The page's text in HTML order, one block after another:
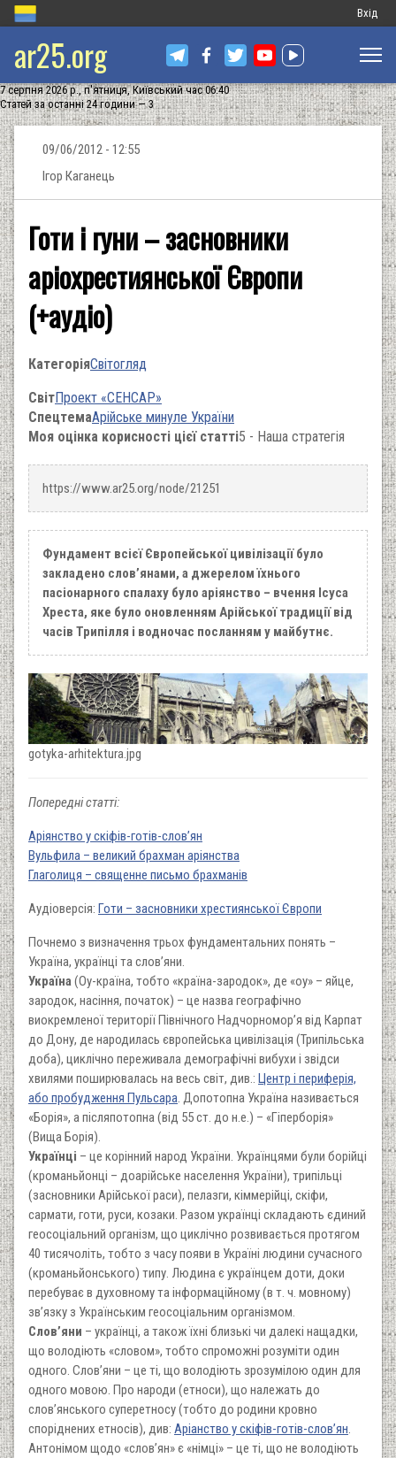
Меню
запису
Вхід
ar25.org
7 серпня 2026 р., п'ятниця, Київський час 06:40
Статей за останні 24 години — 3
09/06/2012 - 12:55
Ігор Каганець
Готи і гуни – засновники
аріохрестиянської Європи
(+аудіо)
КатегоріяСвітогляд
СвітПроект «СЕНСАР»
СпецтемаАрійське минуле України
Моя оцінка корисності цієї статті5 - Наша стратегія
https://www.ar25.org/node/21251
Фундамент всієї Європейської цивілізації було
закладено слов’янами, а джерелом їхнього
пасіонарного спалаху було аріянство – вчення Ісуса
Хреста, яке було оновленням Арійської традиції від
часів Трипілля і водночас посланням у майбутнє.
gotyka-arhitektura.jpg
Попередні статті:
Аріянство у скіфів-готів-слов’ян
Вульфила – великий брахман аріянства
Глаголиця – священне письмо брахманів
Аудіоверсія: Готи – засновники хрестиянської Європи
Почнемо з визначення трьох фундаментальних понять –
Україна, українці та слов’яни.
Україна(Оу-країна, тобто «країна-зародок», де «оу» – яйце,
зародок, насіння, початок) – це назва географічно
виокремленої території Північного Надчорномор’я від Карпат
до Дону, де народилась європейська цивілізація (Трипільська
доба), циклічно переживала демографічні вибухи і звідси
хвилями поширювалась на весь світ, див.: Центр і периферія,
або пробудження Пульсара. Допотопна Україна називається
«Борія», а післяпотопна (від 55 ст. до н.е.) – «Гіперборія»
(Вища Борія).
Українці – це корінний народ України. Українцями були борійці
(кроманьйонці – доарійське населення України), трипільці
(засновники Арійської раси), пелазги, кіммерійці, скіфи,
сармати, готи, руси, козаки. Разом українці складають єдиний
геосоціальний організм, що циклічно розвивається протягом
40 тисячоліть, тобто з часу появи в Україні людини сучасного
(кроманьйонського) типу. Людина є українцем доти, доки
перебуває в духовному та інформаційному (в т. ч. мовному)
зв’язку з Українським геосоціальним організмом.
Слов’яни – українці, а також їхні близькі чи далекі нащадки,
що володіють «словом», тобто спроможні розуміти один
одного. Слов’яни – це ті, що володіють зрозумілою один для
одного мовою. Про народи (етноси), що належать до
слов’янського суперетносу (тобто до родини кровно
споріднених етносів), див: Аріанство у скіфів-готів-слов’ян.
Антонімом щодо «слов’ян» є «німці» – це ті, що не володіють